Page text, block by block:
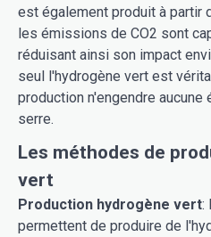
est également produit à partir
les émissions de CO2 sont
réduisant ainsi son impact
seul l'hydrogène vert est
production n'engendre
serre.
Les méthodes de
vert
Production hydrogène vert:
permettent de produire de